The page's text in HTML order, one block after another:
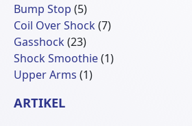
Bump Stop 55
Produk
Coil Over Shock 77
Gasshock 2323
Produk
Shock Smoothie 11
Upper Arms 11
ARTIKEL